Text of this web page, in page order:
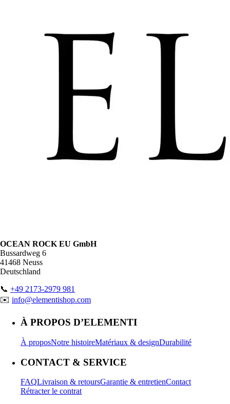
OCEAN ROCK EU GmbH
Bussardweg 6
41468 Neuss
Deutschland
📞 +49 2173-2979 981
✉️ info@elementishop.com
À PROPOS D’ELEMENTI
À proposNotre histoireMatériaux & designDurabilité
CONTACT & SERVICE
FAQLivraison & retoursGarantie & entretienContact
Rétracter le contrat